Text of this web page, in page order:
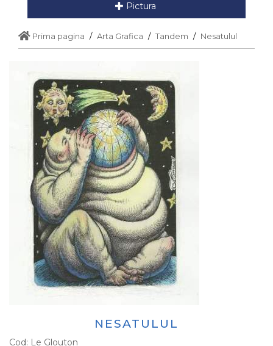
Pictura
Prima pagina Arta Grafica Tandem Nesatulul
NESATULUL
Cod: Le Glouton